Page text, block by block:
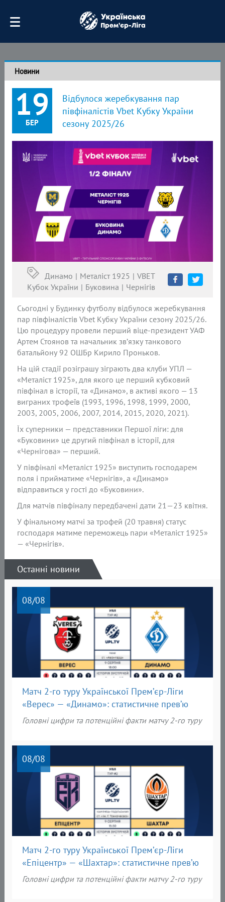
Новини
19
БЕР
Відбулося жеребкування пар
півфіналістів Vbet Кубку України
сезону 2025/26
Динамо Металіст 1925
VBET
Кубок України
Буковина Чернігів
Сьогодні у Будинку футболу відбулося жеребкування
пар півфіналістів Vbet Кубку України сезону 2025/26.
Цю процедуру провели перший віце-президент УАФ
Артем Стоянов та начальник зв’язку танкового
батальйону 92 ОШБр Кирило Проньков.
На цій стадії розіграшу зіграють два клуби УПЛ —
«Металіст 1925», для якого це перший кубковий
півфінал в історії, та «Динамо», в активі якого — 13
виграних трофеїв (1993, 1996, 1998, 1999, 2000,
2003, 2005, 2006, 2007, 2014, 2015, 2020, 2021).
Їх суперники — представники Першої ліги: для
«Буковини» це другий півфінал в історії, для
«Чернігова» — перший.
У півфіналі «Металіст 1925» виступить господарем
поля і прийматиме «Чернігів», а «Динамо»
відправиться у гості до «Буковини».
Для матчів півфіналу передбачені дати 21—23 квітня.
У фінальному матчі за трофей (20 травня) статус
господаря матиме переможець пари «Металіст 1925»
— «Чернігів».
Останні новини
08/08
Матч 2-го туру Української Прем’єр-Ліги
«Верес» — «Динамо»: статистичне прев’ю
Головні цифри та потенційні факти матчу 2-го туру
08/08
Матч 2-го туру Української Прем’єр-Ліги
«Епіцентр» — «Шахтар»: статистичне прев’ю
Головні цифри та потенційні факти матчу 2-го туру